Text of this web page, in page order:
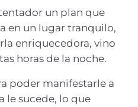
un plan que
en un lugar tranquilo,
enriquecedora, vino
horas de la noche.
poder manifestarle a
le sucede, lo que